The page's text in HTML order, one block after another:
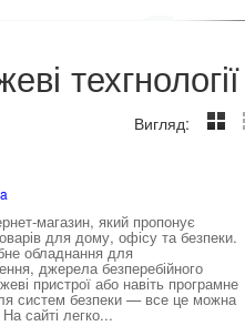
техгнології
Вигляд:
магазин, який пропонує
для дому, офісу та безпеки.
обладнання для
джерела безперебійного
пристрої або навіть програмне
систем безпеки — все це можна
сайті легко...